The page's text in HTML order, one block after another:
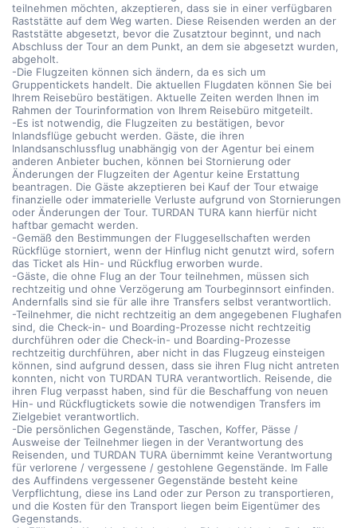
teilnehmen möchten, akzeptieren, dass sie in einer verfügbaren
Raststätte auf dem Weg warten. Diese Reisenden werden an der
Raststätte abgesetzt, bevor die Zusatztour beginnt, und nach
Abschluss der Tour an dem Punkt, an dem sie abgesetzt wurden,
abgeholt.
-Die Flugzeiten können sich ändern, da es sich um
Gruppentickets handelt. Die aktuellen Flugdaten können Sie bei
Ihrem Reisebüro bestätigen. Aktuelle Zeiten werden Ihnen im
Rahmen der Tourinformation von Ihrem Reisebüro mitgeteilt.
-Es ist notwendig, die Flugzeiten zu bestätigen, bevor
Inlandsflüge gebucht werden. Gäste, die ihren
Inlandsanschlussflug unabhängig von der Agentur bei einem
anderen Anbieter buchen, können bei Stornierung oder
Änderungen der Flugzeiten der Agentur keine Erstattung
beantragen. Die Gäste akzeptieren bei Kauf der Tour etwaige
finanzielle oder immaterielle Verluste aufgrund von Stornierungen
oder Änderungen der Tour. TURDAN TURA kann hierfür nicht
haftbar gemacht werden.
-Gemäß den Bestimmungen der Fluggesellschaften werden
Rückflüge storniert, wenn der Hinflug nicht genutzt wird, sofern
das Ticket als Hin- und Rückflug erworben wurde.
-Gäste, die ohne Flug an der Tour teilnehmen, müssen sich
rechtzeitig und ohne Verzögerung am Tourbeginnsort einfinden.
Andernfalls sind sie für alle ihre Transfers selbst verantwortlich.
-Teilnehmer, die nicht rechtzeitig an dem angegebenen Flughafen
sind, die Check-in- und Boarding-Prozesse nicht rechtzeitig
durchführen oder die Check-in- und Boarding-Prozesse
rechtzeitig durchführen, aber nicht in das Flugzeug einsteigen
können, sind aufgrund dessen, dass sie ihren Flug nicht antreten
konnten, nicht von TURDAN TURA verantwortlich. Reisende, die
ihren Flug verpasst haben, sind für die Beschaffung von neuen
Hin- und Rückflugtickets sowie die notwendigen Transfers im
Zielgebiet verantwortlich.
-Die persönlichen Gegenstände, Taschen, Koffer, Pässe /
Ausweise der Teilnehmer liegen in der Verantwortung des
Reisenden, und TURDAN TURA übernimmt keine Verantwortung
für verlorene / vergessene / gestohlene Gegenstände. Im Falle
des Auffindens vergessener Gegenstände besteht keine
Verpflichtung, diese ins Land oder zur Person zu transportieren,
und die Kosten für den Transport liegen beim Eigentümer des
Gegenstands.